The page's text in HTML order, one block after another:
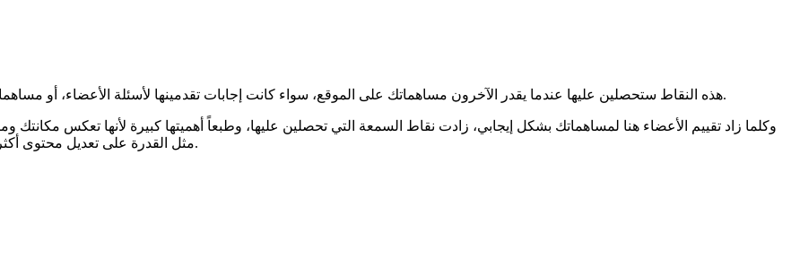
هذه النقاط ستحصلين عليها عندما يقدر الآخرون مساهماتك على الموقع، سواء كانت إجابات تقدمينها لأسئلة الأعضاء، أو مساهمات تنشرينها تفيد المجتمع، أو تعليقاتك البناءة التي تضيف قيمة للنقاشات.
وكلما زاد تقييم الأعضاء هنا لمساهماتك بشكل إيجابي، زادت نقاط السمعة التي تحصلين عليها، وطبعاً أهميتها كبيرة لأنها تعكس
مثل القدرة على تعديل محتوى أكثر، كما تكسبك احترام الأعضاء الآخرين لأنها دليل على سعيك لإفادة غيرك.